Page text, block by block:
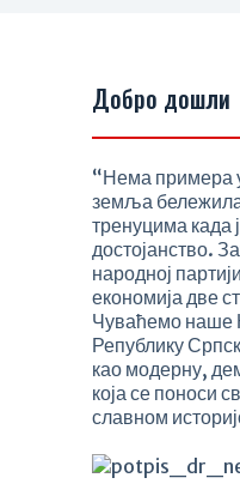
Добро дошли
“Нема примера
земља
тренуцима када
достојанство.
народној
економија две
Чуваћемо наше
Републику
као модерну,
која се поноси
славном